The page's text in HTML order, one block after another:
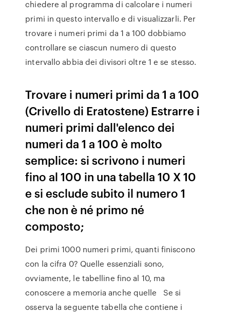
chiedere al programma di calcolare i numeri
primi in questo intervallo e di visualizzarli. Per
trovare i numeri primi da 1 a 100 dobbiamo
controllare se ciascun numero di questo
intervallo abbia dei divisori oltre 1 e se stesso.
Trovare i numeri primi da 1 a 100
(Crivello di Eratostene) Estrarre i
numeri primi dall'elenco dei
numeri da 1 a 100 è molto
semplice: si scrivono i numeri
fino al 100 in una tabella 10 X 10
e si esclude subito il numero 1
che non è né primo né
composto;
Dei primi 1000 numeri primi, quanti finiscono
con la cifra 0? Quelle essenziali sono,
ovviamente, le tabelline fino al 10, ma
conoscere a memoria anche quelle Se si
osserva la seguente tabella che contiene i